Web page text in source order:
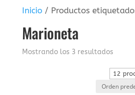
Inicio/ Productos
Marioneta
Mostrando los 3 resultados